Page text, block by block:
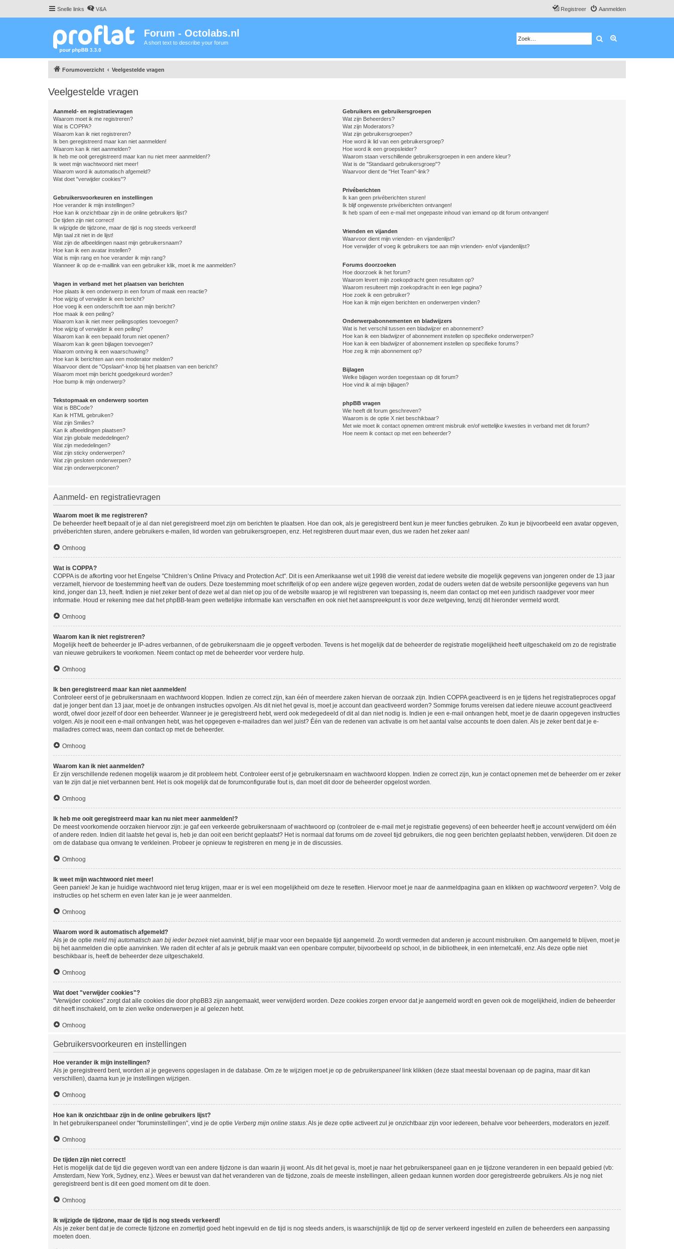
Snelle links V&A Aanmelden
Registreer
Forum - Octolabs.nl
A short text to describe your forum Zoek
Forumoverzicht Veelgestelde vragen
Veelgestelde vragen
Aanmeld- en registratievragen
Waarom moet ik me registreren?
Wat is COPPA?
Waarom kan ik niet registreren?
Ik ben geregistreerd maar kan niet aanmelden!
Waarom kan ik niet aanmelden?
Ik heb me ooit geregistreerd maar kan nu niet meer aanmelden!?
Ik weet mijn wachtwoord niet meer!
Waarom word ik automatisch afgemeld?
Wat doet "verwijder cookies"?
Gebruikersvoorkeuren en instellingen
Hoe verander ik mijn instellingen?
Hoe kan ik onzichtbaar zijn in de online gebruikers lijst?
De tijden zijn niet correct!
Ik wijzigde de tijdzone, maar de tijd is nog steeds verkeerd!
Mijn taal zit niet in de lijst!
Wat zijn de afbeeldingen naast mijn gebruikersnaam?
Hoe kan ik een avatar instellen?
Wat is mijn rang en hoe verander ik mijn rang?
Wanneer ik op de e-maillink van een gebruiker klik, moet ik me aanmelden?
Vragen in verband met het plaatsen van berichten
Hoe plaats ik een onderwerp in een forum of maak een reactie?
Hoe wijzig of verwijder ik een bericht?
Hoe voeg ik een onderschrift toe aan mijn bericht?
Hoe maak ik een peiling?
Waarom kan ik niet meer peilingsopties toevoegen?
Hoe wijzig of verwijder ik een peiling?
Waarom kan ik een bepaald forum niet openen?
Waarom kan ik geen bijlagen toevoegen?
Waarom ontving ik een waarschuwing?
Hoe kan ik berichten aan een moderator melden?
Waarvoor dient de "Opslaan"-knop bij het plaatsen van een bericht?
Waarom moet mijn bericht goedgekeurd worden?
Hoe bump ik mijn onderwerp?
Tekstopmaak en onderwerp soorten
Wat is BBCode?
Kan ik HTML gebruiken?
Wat zijn Smilies?
Kan ik afbeeldingen plaatsen?
Wat zijn globale mededelingen?
Wat zijn mededelingen?
Wat zijn sticky onderwerpen?
Wat zijn gesloten onderwerpen?
Wat zijn onderwerpiconen?
Gebruikers en gebruikersgroepen
Wat zijn Beheerders?
Wat zijn Moderators?
Wat zijn gebruikersgroepen?
Hoe word ik lid van een gebruikersgroep?
Hoe word ik een groepsleider?
Waarom staan verschillende gebruikersgroepen in een andere kleur?
Wat is de "Standaard gebruikersgroep"?
Waarvoor dient de "Het Team"-link?
Privéberichten
Ik kan geen privéberichten sturen!
Ik blijf ongewenste privéberichten ontvangen!
Ik heb spam of een e-mail met ongepaste inhoud van iemand op dit forum ontvangen!
Vrienden en vijanden
Waarvoor dient mijn vrienden- en vijandenlijst?
Hoe verwijder of voeg ik gebruikers toe aan mijn vrienden- en/of vijandenlijst?
Forums doorzoeken
Hoe doorzoek ik het forum?
Waarom levert mijn zoekopdracht geen resultaten op?
Waarom resulteert mijn zoekopdracht in een lege pagina?
Hoe zoek ik een gebruiker?
Hoe kan ik mijn eigen berichten en onderwerpen vinden?
Onderwerpabonnementen en bladwijzers
Wat is het verschil tussen een bladwijzer en abonnement?
Hoe kan ik een bladwijzer of abonnement instellen op specifieke onderwerpen?
Hoe kan ik een bladwijzer of abonnement instellen op specifieke forums?
Hoe zeg ik mijn abonnement op?
Bijlagen
Welke bijlagen worden toegestaan op dit forum?
Hoe vind ik al mijn bijlagen?
phpBB vragen
Wie heeft dit forum geschreven?
Waarom is de optie X niet beschikbaar?
Met wie moet ik contact opnemen omtrent misbruik en/of wettelijke kwesties in verband met dit forum?
Hoe neem ik contact op met een beheerder?
Aanmeld- en registratievragen
Waarom moet ik me registreren?
De beheerder heeft bepaalt of je al dan niet geregistreerd moet zijn om berichten te plaatsen. Hoe dan ook, als je geregistreerd bent kun je meer functies gebruiken. Zo kun je bijvoorbeeld een avatar opgeven,
privéberichten sturen, andere gebruikers e-mailen, lid worden van gebruikersgroepen, enz. Het registreren duurt maar even, dus we raden het zeker aan!
Omhoog
Wat is COPPA?
COPPA is de afkorting voor het Engelse "Children’s Online Privacy and Protection Act". Dit is een Amerikaanse wet uit 1998 die vereist dat iedere website die mogelijk gegevens van jongeren onder de 13 jaar
verzamelt, hiervoor de toestemming heeft van de ouders. Deze toestemming moet schriftelijk of op een andere wijze gegeven worden, zodat de ouders weten dat de website persoonlijke gegevens van hun
kind, jonger dan 13, heeft. Indien je niet zeker bent of deze wet al dan niet op jou of de website waarop je wil registreren van toepassing is, neem dan contact op met een juridisch raadgever voor meer
informatie. Houd er rekening mee dat het phpBB-team geen wettelijke informatie kan verschaffen en ook niet het aanspreekpunt is voor deze wetgeving, tenzij dit hieronder vermeld wordt.
Omhoog
Waarom kan ik niet registreren?
Mogelijk heeft de beheerder je IP-adres verbannen, of de gebruikersnaam die je opgeeft verboden. Tevens is het mogelijk dat de beheerder de registratie mogelijkheid heeft uitgeschakeld om zo de registratie
van nieuwe gebruikers te voorkomen. Neem contact op met de beheerder voor verdere hulp.
Omhoog
Ik ben geregistreerd maar kan niet aanmelden!
Controleer eerst of je gebruikersnaam en wachtwoord kloppen. Indien ze correct zijn, kan één of meerdere zaken hiervan de oorzaak zijn. Indien COPPA geactiveerd is en je tijdens het registratieproces opgaf
dat je jonger bent dan 13 jaar, moet je de ontvangen instructies opvolgen. Als dit niet het geval is, moet je account dan geactiveerd worden? Sommige forums vereisen dat iedere nieuwe account geactiveerd
wordt, ofwel door jezelf of door een beheerder. Wanneer je je geregistreerd hebt, werd ook medegedeeld of dit al dan niet nodig is. Indien je een e-mail ontvangen hebt, moet je de daarin opgegeven instructies
volgen. Als je nooit een e-mail ontvangen hebt, was het opgegeven e-mailadres dan wel juist? Één van de redenen van activatie is om het aantal valse accounts te doen dalen. Als je zeker bent dat je e-
mailadres correct was, neem dan contact op met de beheerder.
Omhoog
Waarom kan ik niet aanmelden?
Er zijn verschillende redenen mogelijk waarom je dit probleem hebt. Controleer eerst of je gebruikersnaam en wachtwoord kloppen. Indien ze correct zijn, kun je contact opnemen met de beheerder om er zeker
van te zijn dat je niet verbannen bent. Het is ook mogelijk dat de forumconfiguratie fout is, dan moet dit door de beheerder opgelost worden.
Omhoog
Ik heb me ooit geregistreerd maar kan nu niet meer aanmelden!?
De meest voorkomende oorzaken hiervoor zijn: je gaf een verkeerde gebruikersnaam of wachtwoord op (controleer de e-mail met je registratie gegevens) of een beheerder heeft je account verwijderd om één
of andere reden. Indien dit laatste het geval is, heb je dan ooit een bericht geplaatst? Het is normaal dat forums om de zoveel tijd gebruikers, die nog geen berichten geplaatst hebben, verwijderen. Dit doen ze
om de database qua omvang te verkleinen. Probeer je opnieuw te registreren en meng je in de discussies.
Omhoog
Ik weet mijn wachtwoord niet meer!
Geen paniek! Je kan je huidige wachtwoord niet terug krijgen, maar er is wel een mogelijkheid om deze te resetten. Hiervoor moet je naar de aanmeldpagina gaan en klikken op wachtwoord vergeten?. Volg de
instructies op het scherm en even later kan je je weer aanmelden.
Omhoog
Waarom word ik automatisch afgemeld?
Als je de optie meld mij automatisch aan bij ieder bezoekniet aanvinkt, blijf je maar voor een bepaalde tijd aangemeld. Zo wordt vermeden dat anderen je account misbruiken. Om aangemeld te blijven, moet je
bij het aanmelden die optie aanvinken. We raden dit echter af als je gebruik maakt van een openbare computer, bijvoorbeeld op school, in de bibliotheek, in een internetcafé, enz. Als deze optie niet
beschikbaar is, heeft de beheerder deze uitgeschakeld.
Omhoog
Wat doet "verwijder cookies"?
"Verwijder cookies" zorgt dat alle cookies die door phpBB3 zijn aangemaakt, weer verwijderd worden. Deze cookies zorgen ervoor dat je aangemeld wordt en geven ook de mogelijkheid, indien de beheerder
dit heeft inschakeld, om te zien welke onderwerpen je al gelezen hebt.
Omhoog
Gebruikersvoorkeuren en instellingen
Hoe verander ik mijn instellingen?
Als je geregistreerd bent, worden al je gegevens opgeslagen in de database. Om ze te wijzigen moet je op de gebruikerspaneel link klikken (deze staat meestal bovenaan op de pagina, maar dit kan
verschillen), daarna kun je je instellingen wijzigen.
Omhoog
Hoe kan ik onzichtbaar zijn in de online gebruikers lijst?
In het gebruikerspaneel onder "foruminstellingen", vind je de optie Verberg mijn online status. Als je deze optie activeert zul je onzichtbaar zijn voor iedereen, behalve voor beheerders, moderators en jezelf.
Omhoog
De tijden zijn niet correct!
Het is mogelijk dat de tijd die gegeven wordt van een andere tijdzone is dan waarin jij woont. Als dit het geval is, moet je naar het gebruikerspaneel gaan en je tijdzone veranderen in een bepaald gebied (vb:
Amsterdam, New York, Sydney, enz.). Wees er bewust van dat het veranderen van de tijdzone, zoals de meeste instellingen, alleen gedaan kunnen worden door geregistreerde gebruikers. Als je nog niet
geregistreerd bent is dit een goed moment om dit te doen.
Omhoog
Ik wijzigde de tijdzone, maar de tijd is nog steeds verkeerd!
Als je zeker bent dat je de correcte tijdzone en zomertijd goed hebt ingevuld en de tijd is nog steeds anders, is waarschijnlijk de tijd op de server verkeerd ingesteld en zullen de beheerders een aanpassing
moeten doen.